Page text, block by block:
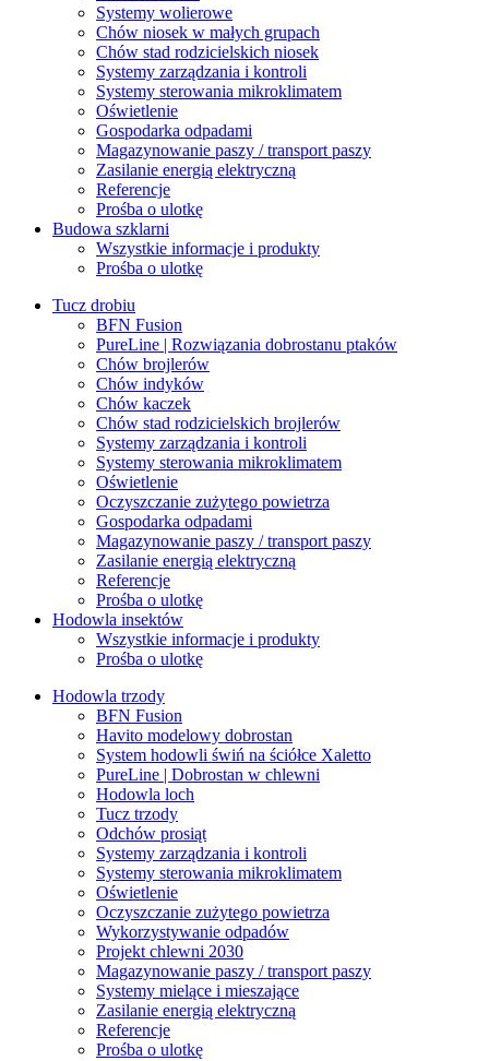
Systemy wolierowe
Chów niosek w małych grupach
Chów stad rodzicielskich niosek
Systemy zarządzania i kontroli
Systemy sterowania mikroklimatem
Oświetlenie
Gospodarka odpadami
Magazynowanie paszy / transport paszy
Zasilanie energią elektryczną
Referencje
Prośba o ulotkę
Budowa szklarni
Wszystkie informacje i produkty
Prośba o ulotkę
Tucz drobiu
BFN Fusion
PureLine | Rozwiązania dobrostanu ptaków
Chów brojlerów
Chów indyków
Chów kaczek
Chów stad rodzicielskich brojlerów
Systemy zarządzania i kontroli
Systemy sterowania mikroklimatem
Oświetlenie
Oczyszczanie zużytego powietrza
Gospodarka odpadami
Magazynowanie paszy / transport paszy
Zasilanie energią elektryczną
Referencje
Prośba o ulotkę
Hodowla insektów
Wszystkie informacje i produkty
Prośba o ulotkę
Hodowla trzody
BFN Fusion
Havito modelowy dobrostan
System hodowli świń na ściółce Xaletto
PureLine | Dobrostan w chlewni
Hodowla loch
Tucz trzody
Odchów prosiąt
Systemy zarządzania i kontroli
Systemy sterowania mikroklimatem
Oświetlenie
Oczyszczanie zużytego powietrza
Wykorzystywanie odpadów
Projekt chlewni 2030
Magazynowanie paszy / transport paszy
Systemy mielące i mieszające
Zasilanie energią elektryczną
Referencje
Prośba o ulotkę